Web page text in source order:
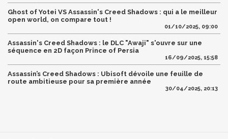
Ghost of Yotei VS Assassin's Creed Shadows : qui a le meilleur
open world, on compare tout !
01/10/2025, 09:00
Assassin's Creed Shadows : le DLC "Awaji" s'ouvre sur une
séquence en 2D façon Prince of Persia
16/09/2025, 15:58
Assassin’s Creed Shadows : Ubisoft dévoile une feuille de
route ambitieuse pour sa première année
30/04/2025, 20:13